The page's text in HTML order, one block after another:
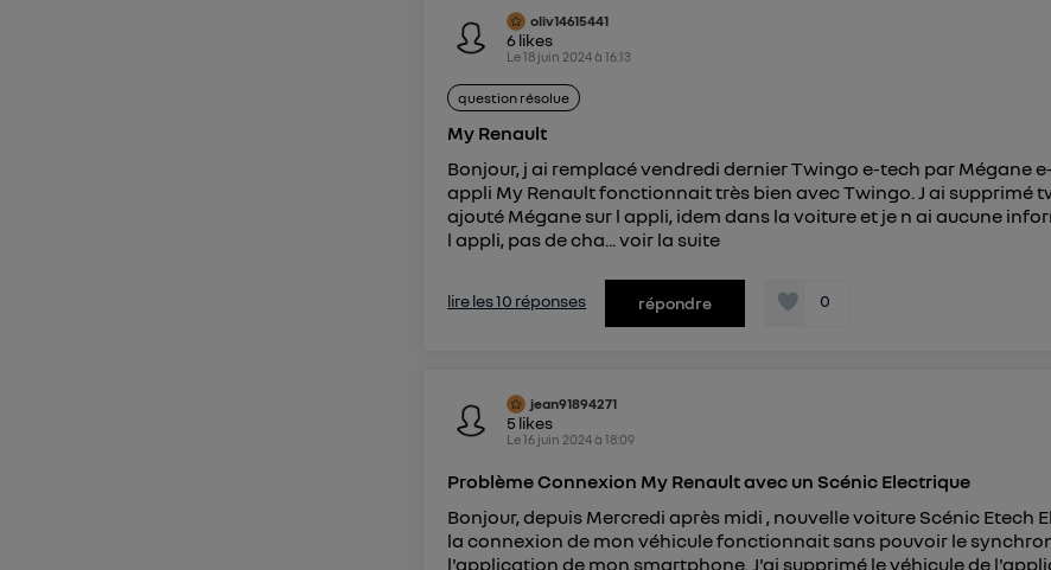
oliv14615441
6 likes
Le18 juin 2024à16:13
question résolue
My Renault
Bonjour, j ai remplacé vendredi dernier Twingo e-tech par Mégane
appli My Renault fonctionnait très bien avec Twingo. J ai supprimé
ajouté Mégane sur l appli, idem dans la voiture et je n ai aucune
l appli, pas de cha...voir la suite
lire les 10 réponses répondre 0
jean91894271
5 likes
Le16 juin 2024à18:09
Problème Connexion My Renault avec un Scénic Electrique
Bonjour, depuis Mercredi après midi , nouvelle voiture Scénic Etech
la connexion de mon véhicule fonctionnait sans pouvoir le
l'application de mon smartphone. J'ai supprimé le véhicule de